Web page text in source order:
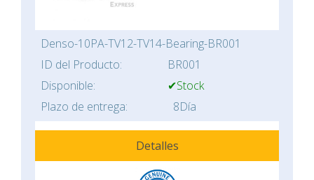
Denso-10PA-TV12-TV14-Bearing-BR001
ID del Producto:
BR001
Disponible:
✔Stock
Plazo de entrega:
8Día
Detalles